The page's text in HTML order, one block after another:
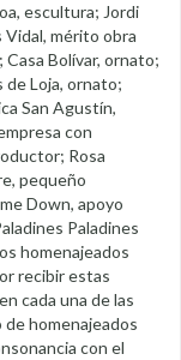
escultura; Jordi
Vidal, mérito obra
Bolívar, ornato;
Loja, ornato;
San Agustín,
con
Rosa
pequeño
Down, apoyo
Paladines
homenajeados
recibir estas
cada una de las
de homenajeados
con el